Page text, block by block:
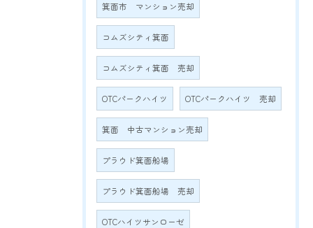
箕面市 マンション売却
コムズシティ箕面
コムズシティ箕面 売却
OTCパークハイツ OTCパークハイツ 売却
箕面 中古マンション売却
プラウド箕面船場
プラウド箕面船場 売却
OTCハイツサンローゼ